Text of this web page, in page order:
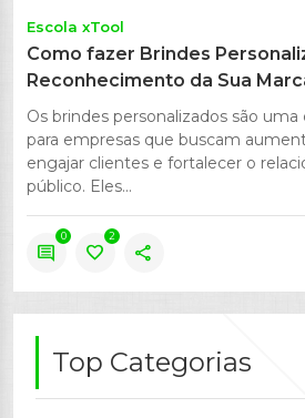
Escola xTool
Como fazer Brindes
Reconhecimento da Sua
Os brindes personalizados são
para empresas que buscam
engajar clientes e fortalecer o
público. Eles...
comment
0
favorite
2
share
Top Categorias